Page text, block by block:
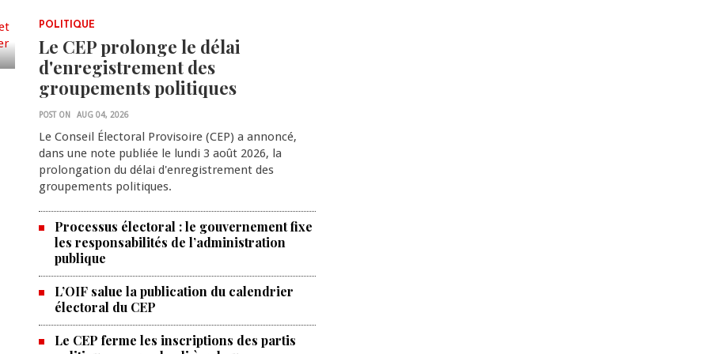
POLITIQUE
Le CEP prolonge le délai
d'enregistrement des
groupements politiques
POST ON AUG 04, 2026
Le Conseil Électoral Provisoire (CEP) a annoncé,
dans une note publiée le lundi 3 août 2026, la
prolongation du délai d'enregistrement des
groupements politiques.
Processus électoral : le gouvernement fixe
les responsabilités de l’administration
publique
L’OIF salue la publication du calendrier
électoral du CEP
Le CEP ferme les inscriptions des partis